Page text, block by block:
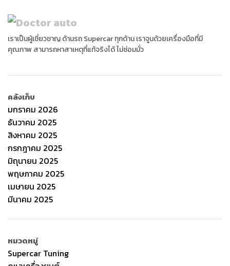
เราเป็นผู้เชี่ยวชาญ ด้านรถ Supercar ทุกด้าน เราจูนด้วยเครื่องมือที่มี
คุณภาพ สามารถหาสาเหตุที่แท้จริงได้ ไม่ซ่อมมั่ว
คลังเก็บ
มกราคม 2026
ธันวาคม 2025
สิงหาคม 2025
กรกฎาคม 2025
มิถุนายน 2025
พฤษภาคม 2025
เมษายน 2025
มีนาคม 2025
หมวดหมู่
Supercar Tuning